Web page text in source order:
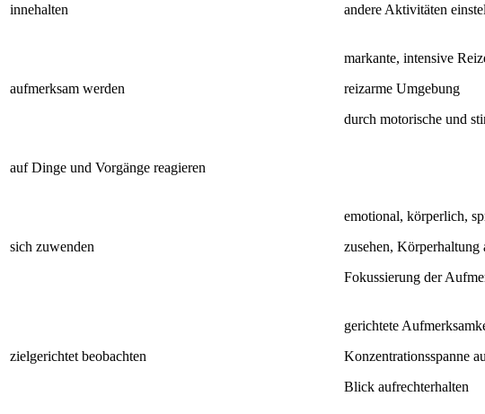
innehalten andere Aktivitäten
aufmerksam werden
markante, intensive
reizarme Umgebung
durch motorische und
auf Dinge und Vorgänge reagieren
sich zuwenden
emotional, körperlich,
zusehen, Körperhaltung
Fokussierung der
zielgerichtet beobachten
gerichtete
Konzentrationsspanne
Blick aufrechterhalten